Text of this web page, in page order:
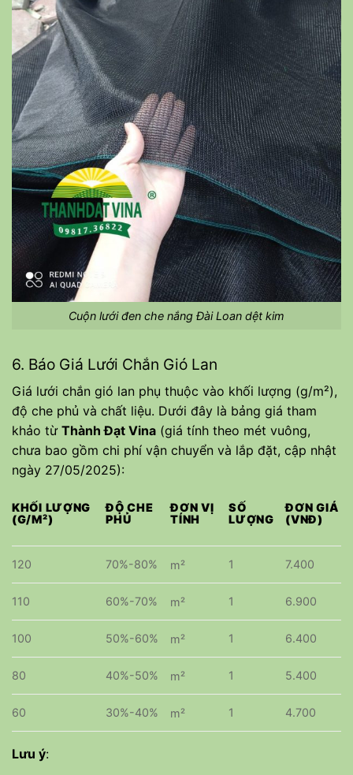
Cuộn lưới đen che nắng Đài Loan dệt kim
6. Báo Giá Lưới Chắn Gió Lan
Giá lưới chắn gió lan phụ thuộc vào khối lượng (g/m²),
độ che phủ và chất liệu. Dưới đây là bảng giá tham
khảo từ Thành Đạt Vina (giá tính theo mét vuông,
chưa bao gồm chi phí vận chuyển và lắp đặt, cập nhật
ngày 27/05/2025):
KHỐI LƯỢNG
(G/M²)
ĐỘ CHE
PHỦ
ĐƠN VỊ
TÍNH
SỐ
LƯỢNG
ĐƠN GIÁ
(VNĐ)
120 70%-80% m² 1 7.400
110 60%-70% m² 1 6.900
100 50%-60% m² 1 6.400
80 40%-50% m² 1 5.400
60 30%-40% m² 1 4.700
Lưu ý: